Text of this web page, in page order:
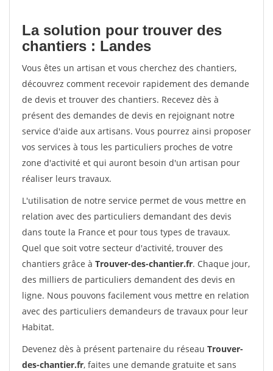
La solution pour trouver des
chantiers : Landes
Vous êtes un artisan et vous cherchez des chantiers,
découvrez comment recevoir rapidement des demande
de devis et trouver des chantiers. Recevez dès à
présent des demandes de devis en rejoignant notre
service d'aide aux artisans. Vous pourrez ainsi proposer
vos services à tous les particuliers proches de votre
zone d'activité et qui auront besoin d'un artisan pour
réaliser leurs travaux.
L'utilisation de notre service permet de vous mettre en
relation avec des particuliers demandant des devis
dans toute la France et pour tous types de travaux.
Quel que soit votre secteur d'activité, trouver des
chantiers grâce à Trouver-des-chantier.fr. Chaque jour,
des milliers de particuliers demandent des devis en
ligne. Nous pouvons facilement vous mettre en relation
avec des particuliers demandeurs de travaux pour leur
Habitat.
Devenez dès à présent partenaire du réseau Trouver-
des-chantier.fr, faites une demande gratuite et sans